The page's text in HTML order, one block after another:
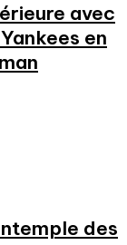
avec
en
des